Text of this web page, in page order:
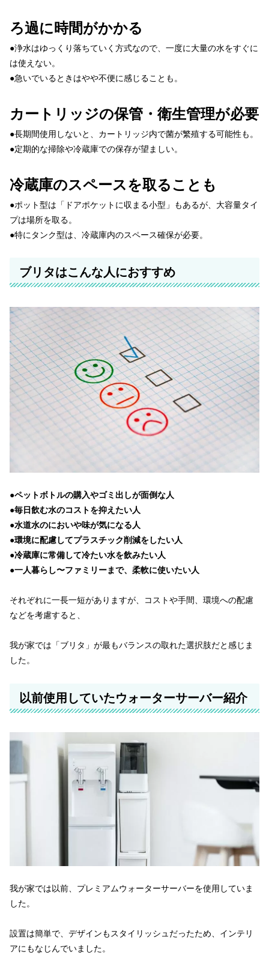
ろ過に時間がかかる
●浄水はゆっくり落ちていく方式なので、一度に大量の水をすぐに
は使えない。
●急いでいるときはやや不便に感じることも。
カートリッジの保管・衛生管理が必要
●長期間使用しないと、カートリッジ内で菌が繁殖する可能性も。
●定期的な掃除や冷蔵庫での保存が望ましい。
冷蔵庫のスペースを取ることも
●ポット型は「ドアポケットに収まる小型」もあるが、大容量タイ
プは場所を取る。
●特にタンク型は、冷蔵庫内のスペース確保が必要。
ブリタはこんな人におすすめ
●ペットボトルの購入やゴミ出しが面倒な人
●毎日飲む水のコストを抑えたい人
●水道水のにおいや味が気になる人
●環境に配慮してプラスチック削減をしたい人
●冷蔵庫に常備して冷たい水を飲みたい人
●一人暮らし〜ファミリーまで、柔軟に使いたい人
それぞれに一長一短がありますが、コストや手間、環境への配慮
などを考慮すると、
我が家では「ブリタ」が最もバランスの取れた選択肢だと感じま
した。
以前使用していたウォーターサーバー紹介
我が家では以前、プレミアムウォーターサーバーを使用していま
した。
設置は簡単で、デザインもスタイリッシュだったため、インテリ
アにもなじんでいました。